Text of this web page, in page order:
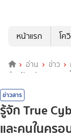
หน้าแรก
โค
อ่าน ข่าว
ช่วยป้องกันเราและค
ข่าวสาร
รู้จัก True
และคนในคร